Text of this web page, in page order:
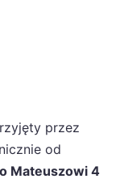
przez
od
Mateuszowi 4